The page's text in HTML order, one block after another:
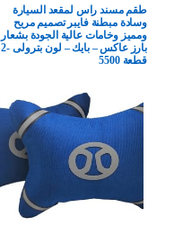
طقم مسند راس لمقعد السيارة
وسادة مبطنة فايبر تصميم مريح
ومميز وخامات عالية الجودة بشعار
بارز عاكس – بايك – لون بترولى -2
قطعة 5500